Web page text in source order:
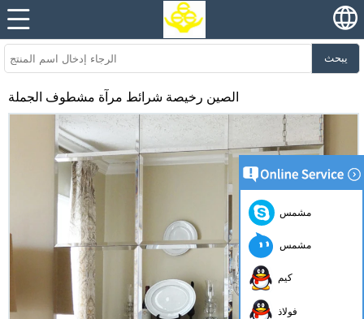
يبحث
الصين رخيصة شرائط مرآة مشطوف الجملة
مشمس
مشمس
كيم
فولاذ